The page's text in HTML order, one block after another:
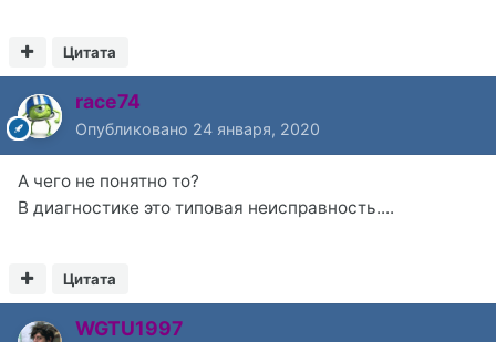
Цитата
race74
Опубликовано 24 января, 2020
А чего не понятно то?
В диагностике это типовая неисправность....
Цитата
WGTU1997